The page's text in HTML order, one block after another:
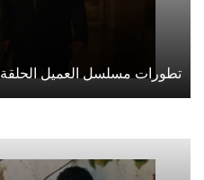
تطورات مسلسل العميل الحلقة 34